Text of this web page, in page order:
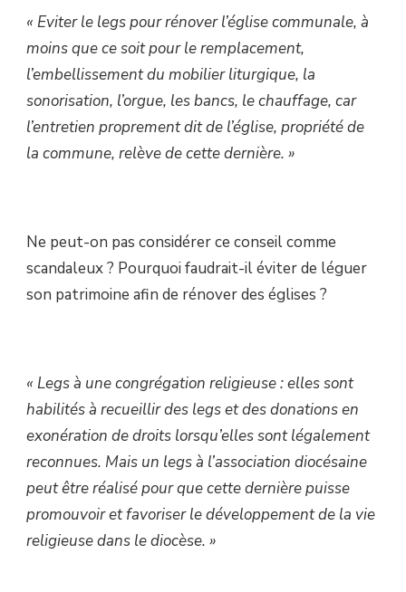
« Eviter le legs pour rénover l’église communale, à
moins que ce soit pour le remplacement,
l’embellissement du mobilier liturgique, la
sonorisation, l’orgue, les bancs, le chauffage, car
l’entretien proprement dit de l’église, propriété de
la commune, relève de cette dernière. »
Ne peut-on pas considérer ce conseil comme
scandaleux ? Pourquoi faudrait-il éviter de léguer
son patrimoine afin de rénover des églises ?
« Legs à une congrégation religieuse : elles sont
habilités à recueillir des legs et des donations en
exonération de droits lorsqu’elles sont légalement
reconnues. Mais un legs à l’association diocésaine
peut être réalisé pour que cette dernière puisse
promouvoir et favoriser le développement de la vie
religieuse dans le diocèse. »